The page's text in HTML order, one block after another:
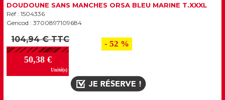
DOUDOUNE SANS MANCHES ORSA BLEU MARINE T.XXXL
Réf : 1504336
Gencod : 3700897109684
104,94 € TTC
50,38 €
Unité(s)
- 52 %